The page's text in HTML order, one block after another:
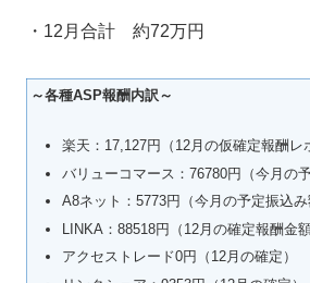
・12月合計 約72万円
～各種ASP報酬内訳～
楽天：17,127円（12月の仮確定報酬レ
バリューコマース：76780円（今月の
A8ネット：5773円（今月の予定振込み
LINKA：88518円（12月の確定報酬金額
アクセストレード0円（12月の確定）